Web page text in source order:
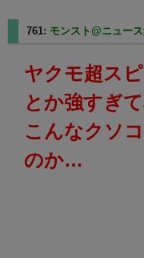
761: モンスト@ニュー
ヤクモ超ス
とか強すぎ
こんなクソ
のか…